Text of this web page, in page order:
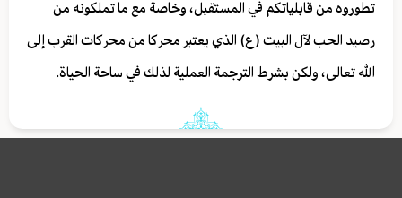
تطوروه من قابلياتكم في المستقبل، وخاصة مع ما تملكونه من
رصيد الحب لآل البيت (ع) الذي يعتبر محركا من محركات القرب إلى
الله تعالى، ولكن بشرط الترجمة العملية لذلك في ساحة الحياة.